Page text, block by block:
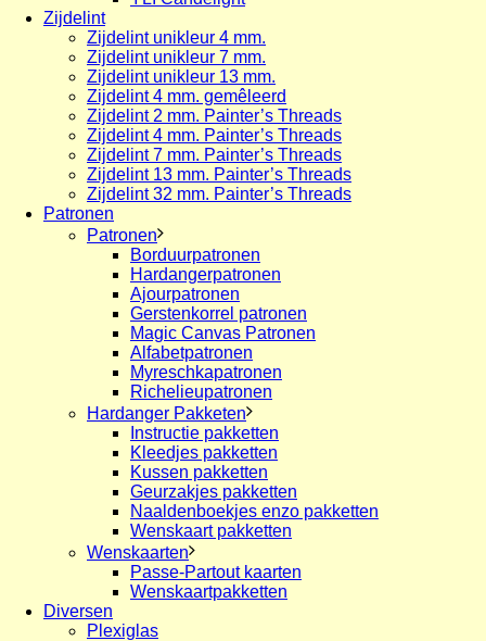
Zijdelint
Zijdelint unikleur 4 mm.
Zijdelint unikleur 7 mm.
Zijdelint unikleur 13 mm.
Zijdelint 4 mm. gemêleerd
Zijdelint 2 mm. Painter’s Threads
Zijdelint 4 mm. Painter’s Threads
Zijdelint 7 mm. Painter’s Threads
Zijdelint 13 mm. Painter’s Threads
Zijdelint 32 mm. Painter’s Threads
Patronen
Patronen
Borduurpatronen
Hardangerpatronen
Ajourpatronen
Gerstenkorrel patronen
Magic Canvas Patronen
Alfabetpatronen
Myreschkapatronen
Richelieupatronen
Hardanger Pakketen
Instructie pakketten
Kleedjes pakketten
Kussen pakketten
Geurzakjes pakketten
Naaldenboekjes enzo pakketten
Wenskaart pakketten
Wenskaarten
Passe-Partout kaarten
Wenskaartpakketten
Diversen
Plexiglas